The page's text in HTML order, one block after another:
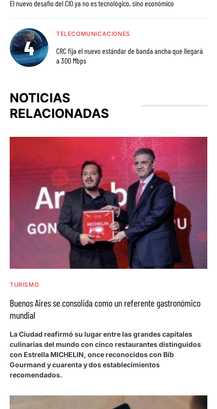
El nuevo desafío del CIO ya no es tecnológico, sino económico
TELECOMUNICACIONES
CRC fija el nuevo estándar de banda ancha que llegará
a 300 Mbps
NOTICIAS
RELACIONADAS
TURISMO
Buenos Aires se consolida como un referente gastronómico
mundial
La Ciudad reafirmó su lugar entre las grandes capitales
culinarias del mundo con cinco restaurantes distinguidos
con Estrella MICHELIN, once reconocidos con Bib
Gourmand y cuarenta y dos establecimientos
recomendados.